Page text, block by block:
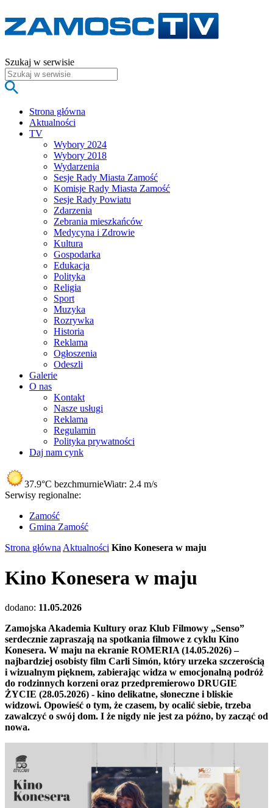
Szukaj w serwisie
Strona główna
Aktualności
TV
Wybory 2024
Wybory 2018
Wydarzenia
Sesje Rady Miasta Zamość
Komisje Rady Miasta Zamość
Sesje Rady Powiatu
Zdarzenia
Zebrania mieszkańców
Medycyna i Zdrowie
Kultura
Gospodarka
Edukacja
Polityka
Religia
Sport
Muzyka
Rozrywka
Historia
Reklama
Ogłoszenia
Odeszli
Galerie
O nas
Kontakt
Nasze usługi
Reklama
Regulamin
Polityka prywatności
Daj nam cynk
37.9°C bezchmurnieWiatr: 2.4 m/s
Serwisy regionalne:
Zamość
Gmina Zamość
Strona główna Aktualności Kino Konesera w maju
Kino Konesera w maju
dodano: 11.05.2026
Zamojska Akademia Kultury oraz Klub Filmowy „Senso”
serdecznie zapraszają na spotkania filmowe z cyklu Kino
Konesera. W maju na ekranie ROMERIA (14.05.2026) –
najbardziej osobisty film Carli Simón, który urzeka szczerością
i wizualnym pięknem, zabierając widza w emocjonalną podróż
do rodzinnych korzeni oraz przedpremierowo DRUGIE
ŻYCIE (28.05.2026) - kino delikatne, słoneczne i bliskie
widzowi. Opowieść o tym, że czasem, by ocalić siebie, trzeba
zawalczyć o swój dom. I że nigdy nie jest za późno, by zacząć od
nowa.